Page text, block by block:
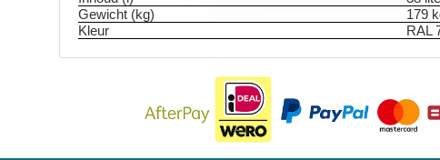
Gewicht (kg)
179
Kleur
RAL